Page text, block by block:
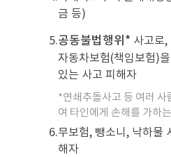
금 등)
5.공동불법행위* 사고로,
자동차보험(책임보험)
있는 사고 피해자
*연쇄추돌사고 등 여러
여 타인에게 손해를 가하
6.무보험, 뺑소니, 낙하물
해자